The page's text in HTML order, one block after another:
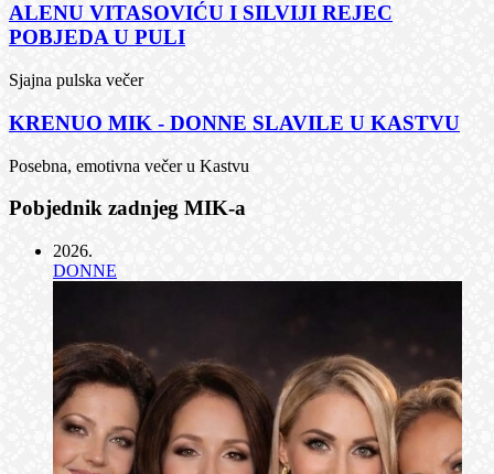
ALENU VITASOVIĆU I SILVIJI REJEC
POBJEDA U PULI
Sjajna pulska večer
KRENUO MIK - DONNE SLAVILE U KASTVU
Posebna, emotivna večer u Kastvu
Pobjednik zadnjeg MIK-a
2026.
DONNE